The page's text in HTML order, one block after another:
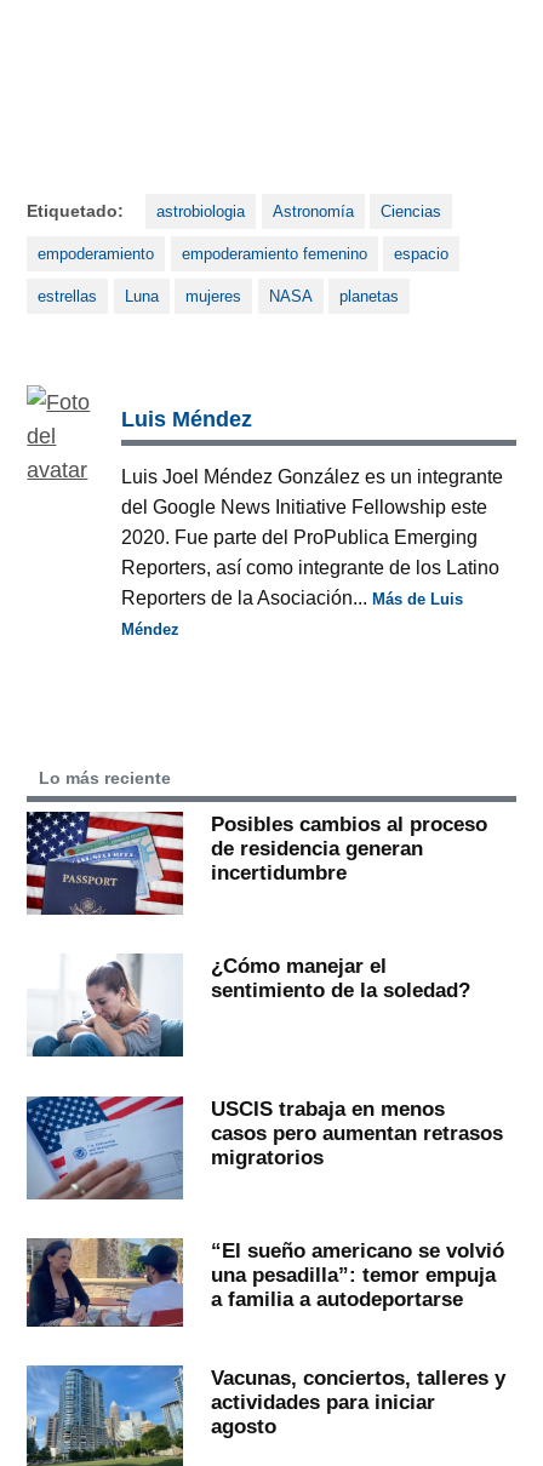
Etiquetado: astrobiologia Astronomía Ciencias
empoderamiento empoderamiento femenino espacio
estrellas Luna mujeres NASA planetas
Luis Méndez
Luis Joel Méndez González es un integrante
del Google News Initiative Fellowship este
2020. Fue parte del ProPublica Emerging
Reporters, así como integrante de los Latino
Reporters de la Asociación...Más de Luis
Méndez
Lo más reciente
Posibles cambios al proceso
de residencia generan
incertidumbre
¿Cómo manejar el
sentimiento de la soledad?
USCIS trabaja en menos
casos pero aumentan retrasos
migratorios
“El sueño americano se volvió
una pesadilla”: temor empuja
a familia a autodeportarse
Vacunas, conciertos, talleres y
actividades para iniciar
agosto